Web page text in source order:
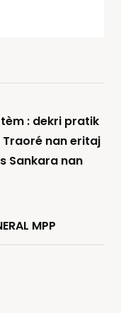
: dekri pratik
nan eritaj
Sankara nan
MPP